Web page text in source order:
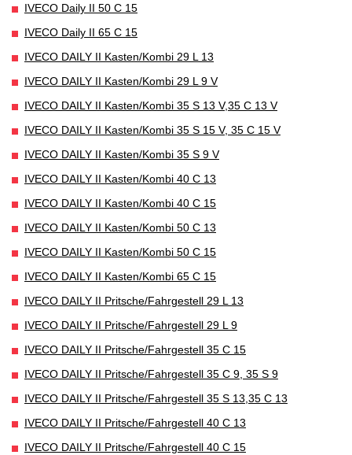
IVECO Daily II 50 C 15
IVECO Daily II 65 C 15
IVECO DAILY II Kasten/Kombi 29 L 13
IVECO DAILY II Kasten/Kombi 29 L 9 V
IVECO DAILY II Kasten/Kombi 35 S 13 V,35 C 13 V
IVECO DAILY II Kasten/Kombi 35 S 15 V, 35 C 15 V
IVECO DAILY II Kasten/Kombi 35 S 9 V
IVECO DAILY II Kasten/Kombi 40 C 13
IVECO DAILY II Kasten/Kombi 40 C 15
IVECO DAILY II Kasten/Kombi 50 C 13
IVECO DAILY II Kasten/Kombi 50 C 15
IVECO DAILY II Kasten/Kombi 65 C 15
IVECO DAILY II Pritsche/Fahrgestell 29 L 13
IVECO DAILY II Pritsche/Fahrgestell 29 L 9
IVECO DAILY II Pritsche/Fahrgestell 35 C 15
IVECO DAILY II Pritsche/Fahrgestell 35 C 9, 35 S 9
IVECO DAILY II Pritsche/Fahrgestell 35 S 13,35 C 13
IVECO DAILY II Pritsche/Fahrgestell 40 C 13
IVECO DAILY II Pritsche/Fahrgestell 40 C 15